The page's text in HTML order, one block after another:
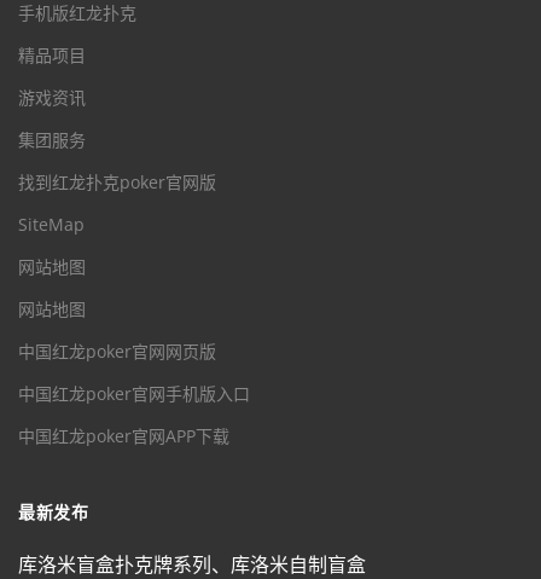
手机版红龙扑克
精品项目
游戏资讯
集团服务
找到红龙扑克poker官网版
SiteMap
网站地图
网站地图
中国红龙poker官网网页版
中国红龙poker官网手机版入口
中国红龙poker官网APP下载
最新发布
库洛米盲盒扑克牌系列、库洛米自制盲盒